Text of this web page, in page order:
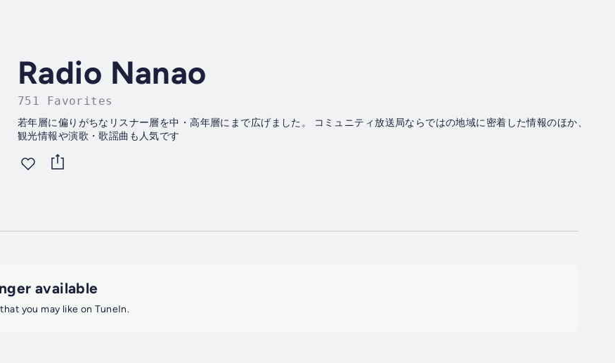
Radio Nanao
751 Favorites
若年層に偏りがちなリスナー層を中・高年層にまで広げました。 コミュニティ放送局ならではの地域に密着した情報のほか、
観光情報や演歌・歌謡曲も人気です
available
you may like on TuneIn.